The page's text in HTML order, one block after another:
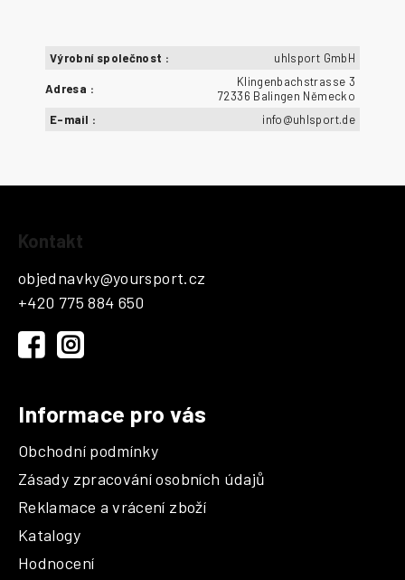
Výrobní společnost : uhlsport GmbH
Adresa :
Klingenbachstrasse 3
72336 Balingen Německo
E-mail : info@uhlsport.de
Kontakt
objednavky@yoursport.cz
+420 775 884 650
Informace pro vás
Obchodní podmínky
Zásady zpracování osobních údajů
Reklamace a vrácení zboží
Katalogy
Hodnocení